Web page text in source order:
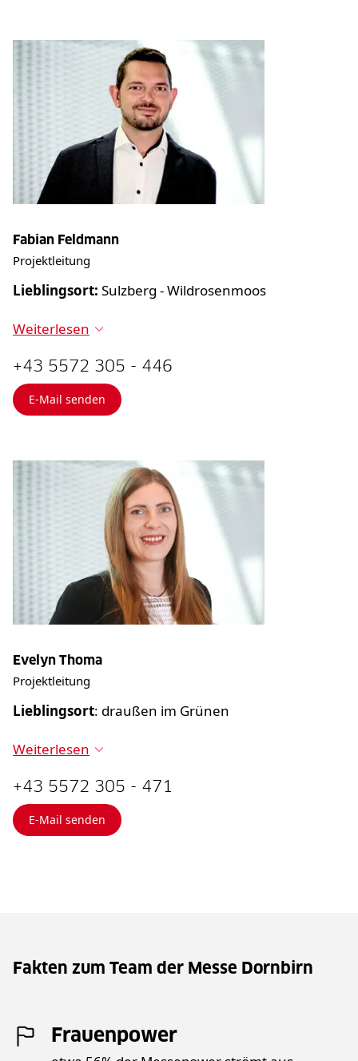
Fabian Feldmann
Projektleitung
Lieblingsort: Sulzberg - Wildrosenmoos
Weiterlesen
+43 5572 305 - 446
E-Mail senden
Evelyn Thoma
Projektleitung
Lieblingsort: draußen im Grünen
Weiterlesen
+43 5572 305 - 471
E-Mail senden
Fakten zum Team der Messe Dornbirn
Frauenpower